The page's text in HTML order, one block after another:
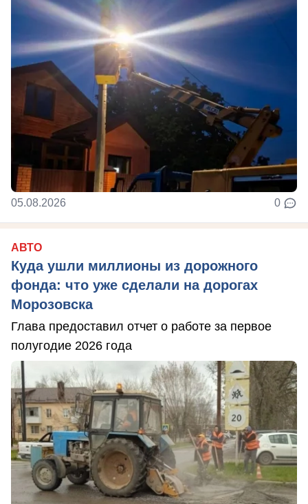
05.08.2026 0
АВТО
Куда ушли миллионы из дорожного
фонда: что уже сделали на дорогах
Морозовска
Глава предоставил отчет о работе за первое
полугодие 2026 года